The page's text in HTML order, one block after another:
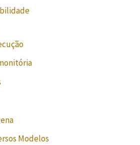
Modelos